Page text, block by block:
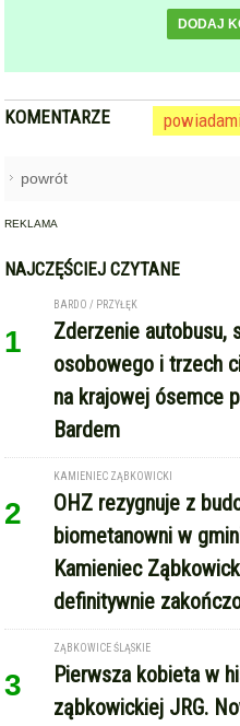
DODAJ
KOMENTARZE
powrót
REKLAMA
NAJCZĘŚCIEJ CZYTANE
1
BARDO / PRZYŁĘK
Zderzenie autobusu,
osobowego i trzech
na krajowej ósemce
Bardem
2
KAMIENIEC ZĄBKOWICKI
OHZ rezygnuje z
biometanowni w
Kamieniec
definitywnie
3
ZĄBKOWICE ŚLĄSKIE
Pierwsza kobieta w
ząbkowickiej JRG.